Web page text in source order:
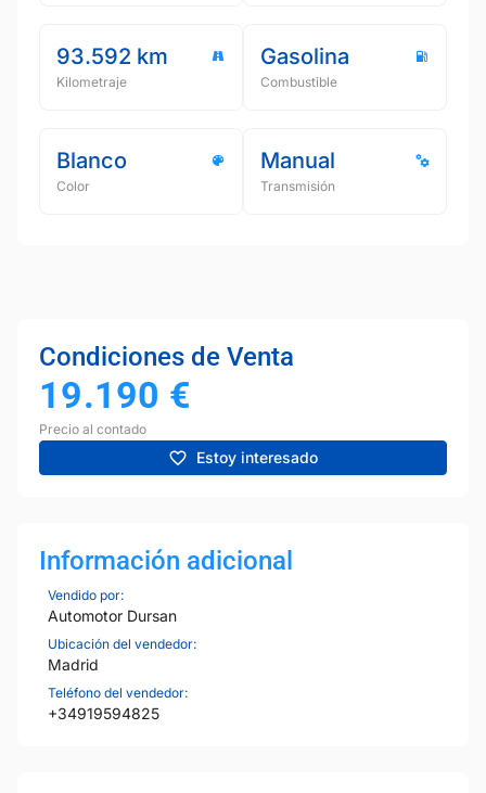
93.592 km
Kilometraje
Gasolina
Combustible
Blanco
Color
Manual
Transmisión
Condiciones de Venta
19.190 €
Precio al contado
Estoy interesado
Información adicional
Vendido por:
Automotor Dursan
Ubicación del vendedor:
Madrid
Teléfono del vendedor:
+34919594825